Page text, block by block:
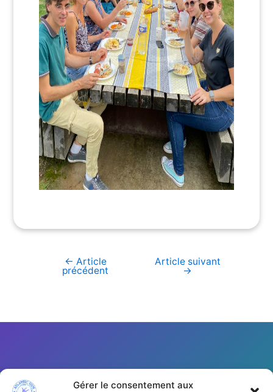
Gérer le consentement aux
Navigation
← Article
précédent
Article suivant
→